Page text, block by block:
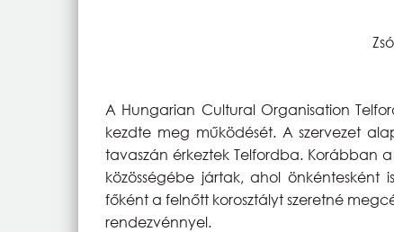
A Hungarian Cultural Organisation
kezdte meg működését. A szervezet
tavaszán érkeztek Telfordba. Korábban
közösségébe jártak, ahol önkéntesként
főként a felnőtt korosztályt szeretné
rendezvénnyel.